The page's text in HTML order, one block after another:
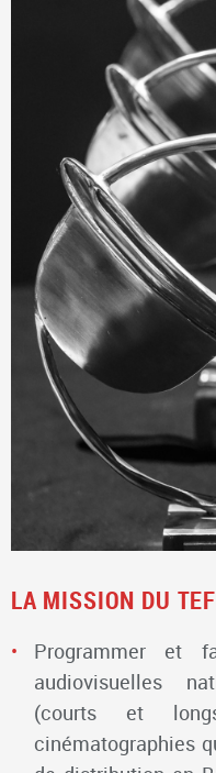
LA MISSION DU
Programmer et
audiovisuelles
(courts et
cinématographies